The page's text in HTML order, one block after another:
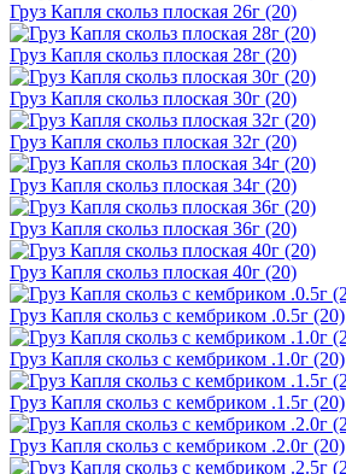
Груз Капля скольз плоская 26г (20)
Груз Капля скольз плоская 28г (20)
Груз Капля скольз плоская 30г (20)
Груз Капля скольз плоская 32г (20)
Груз Капля скольз плоская 34г (20)
Груз Капля скольз плоская 36г (20)
Груз Капля скольз плоская 40г (20)
Груз Капля скольз с кембриком .0.5г (20)
Груз Капля скольз с кембриком .1.0г (20)
Груз Капля скольз с кембриком .1.5г (20)
Груз Капля скольз с кембриком .2.0г (20)